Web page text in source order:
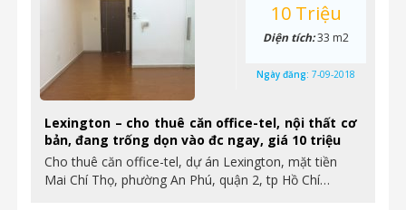
Lexington – cho thuê căn office-tel, nội thất cơ
bản, đang trống dọn vào đc ngay, giá 10 triệu
Cho thuê căn office-tel, dự án Lexington, mặt tiền
Mai Chí Thọ, phường An Phú, quận 2, tp Hồ Chí…
10 Triệu
Diện tích:33 m2
Ngày đăng: 7-09-2018